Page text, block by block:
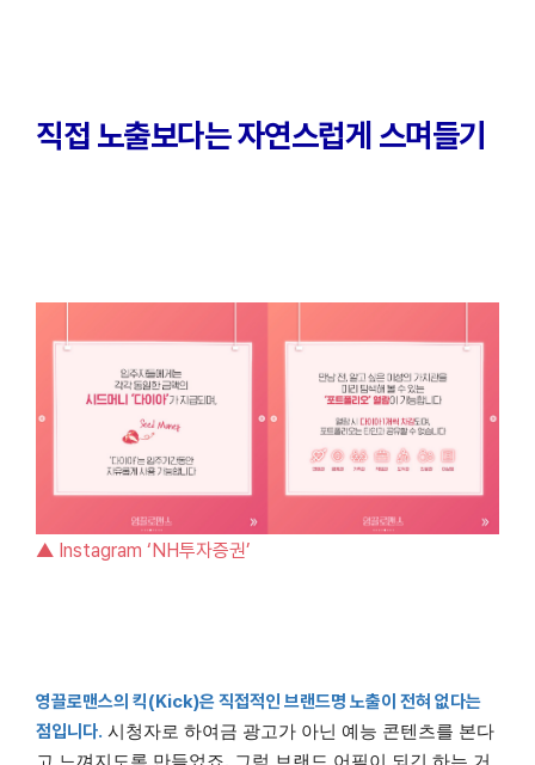
직접 노출보다는 자연스럽게 스며들기
▲ Instagram ‘NH투자증권’
영끌로맨스의 킥(Kick)은 직접적인 브랜드명 노출이 전혀 없다는
점입니다. 시청자로 하여금 광고가 아닌 예능 콘텐츠를 본다